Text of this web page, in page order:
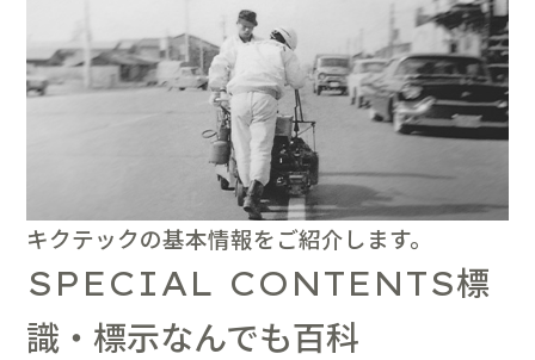
キクテックの基本情報をご紹介します。
SPECIAL CONTENTS標
識・標示なんでも百科